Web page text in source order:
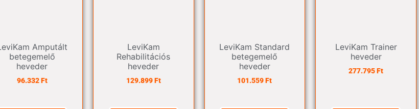
Amputált
betegemelő
heveder
96.332Ft
LeviKam
Rehabilitációs
heveder
129.899Ft
LeviKam Standard
betegemelő
heveder
101.559Ft
LeviKam Trainer
heveder
277.795Ft